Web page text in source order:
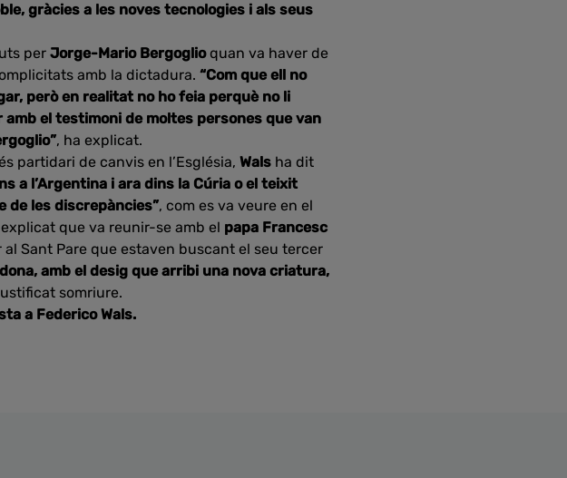
gràcies a les noves tecnologies i als seus
per Jorge-Mario Bergoglioquan va haver de
amb la dictadura. “Com que ell no
però en realitat no ho feia perquè no li
el testimoni de moltes persones que van
, ha explicat.
partidari de canvis en l’Església, Wals ha dit
a l’Argentina i ara dins la Cúria o el teixit
de les discrepàncies”, com es va veure en el
que va reunir-se amb el papa Francesc
al Sant Pare que estaven buscant el seu tercer
amb el desig que arribi una nova criatura,
somriure.
a Federico Wals.